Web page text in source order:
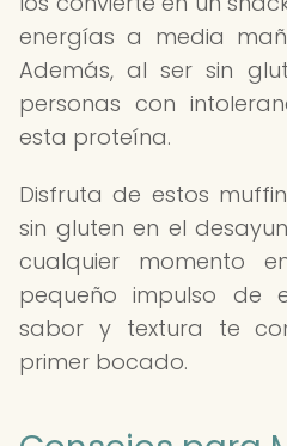
energías a media
Además, al ser sin
personas con
esta proteína.
Disfruta de estos
sin gluten en el
cualquier momento
pequeño impulso de
sabor y textura te
primer bocado.